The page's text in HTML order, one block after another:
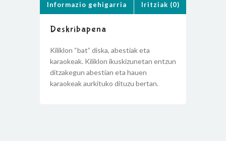
Informazio gehigarria Iritziak (0)
Deskribapena
Kiliklon “bat” diska, abestiak eta
karaokeak. Kiliklon ikuskizunetan entzun
ditzakegun abestian eta hauen
karaokeak aurkituko dituzu bertan.